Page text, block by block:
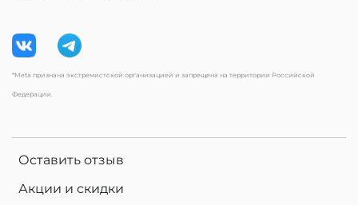
Оставить отзыв
Акции и скидки
*Meta признана экстремистской организацией и запрещена на территории Российской
Федерации.